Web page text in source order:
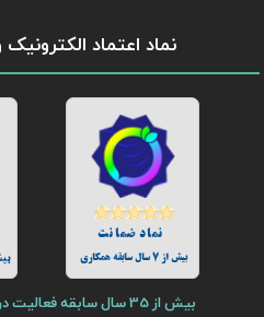
نماد اعتماد
بیش از
بیش از 35 سال سابقه فعالیت در زمینه فرهنگی و قرآنی
بیش از 7 سال سابقه همکاری